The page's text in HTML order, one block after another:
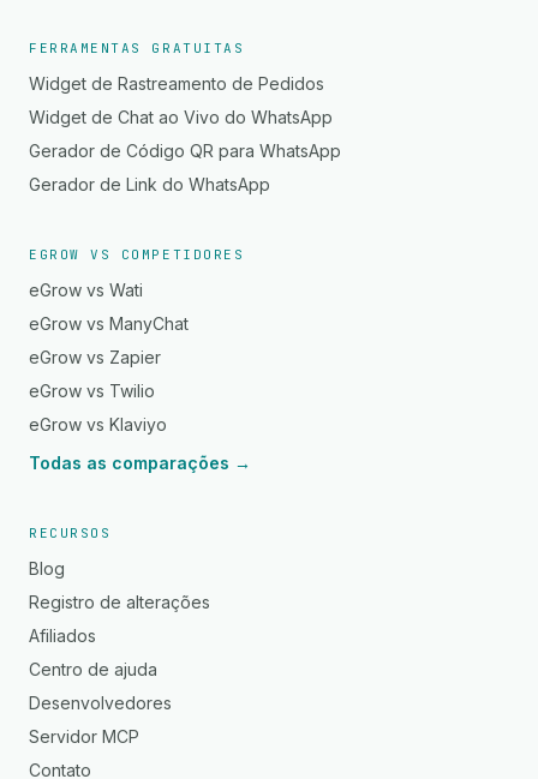
FERRAMENTAS GRATUITAS
Widget de Rastreamento de Pedidos
Widget de Chat ao Vivo do WhatsApp
Gerador de Código QR para WhatsApp
Gerador de Link do WhatsApp
EGROW VS COMPETIDORES
eGrow vs Wati
eGrow vs ManyChat
eGrow vs Zapier
eGrow vs Twilio
eGrow vs Klaviyo
Todas as comparações →
RECURSOS
Blog
Registro de alterações
Afiliados
Centro de ajuda
Desenvolvedores
Servidor MCP
Contato